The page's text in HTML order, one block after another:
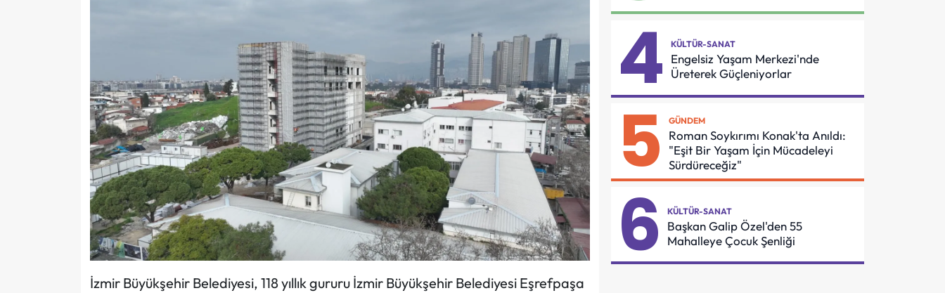
İzmir Büyükşehir Belediyesi, 118 yıllık gururu İzmir Büyükşehir Belediyesi Eşrefpaşa
4 KÜLTÜR-SANAT
Engelsiz Yaşam Merkezi'nde
Üreterek Güçleniyorlar
5 GÜNDEM
Roman Soykırımı Konak'ta Anıldı:
"Eşit Bir Yaşam İçin Mücadeleyi
Sürdüreceğiz"
6 KÜLTÜR-SANAT
Başkan Galip Özel'den 55
Mahalleye Çocuk Şenliği